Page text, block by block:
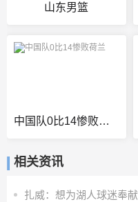
山东男篮
中国队0比14惨败荷兰
相关资讯